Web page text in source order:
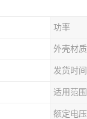
功率
外壳材质
发货时间
适用范围
额定电压